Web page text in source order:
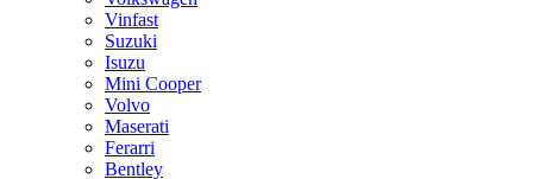
Vinfast
Suzuki
Isuzu
Mini Cooper
Volvo
Maserati
Ferarri
Bentley